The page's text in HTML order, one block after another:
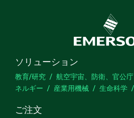
ソリューション
教育/研究 航空宇宙、防衛、官公庁
ネルギー
産業用機械 生命科学
ご注文